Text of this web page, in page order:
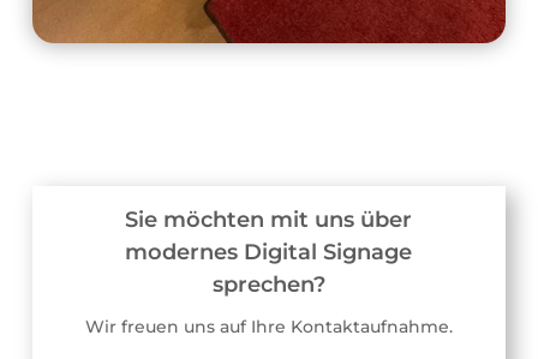
Sie möchten mit uns über
modernes Digital Signage
sprechen?
Wir freuen uns auf Ihre Kontaktaufnahme.